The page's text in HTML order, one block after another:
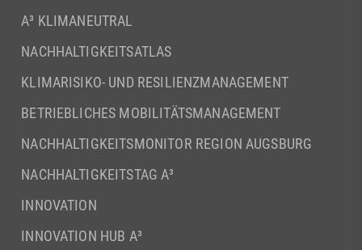
A³ KLIMANEUTRAL
NACHHALTIGKEITSATLAS
KLIMARISIKO- UND RESILIENZMANAGEMENT
BETRIEBLICHES MOBILITÄTSMANAGEMENT
NACHHALTIGKEITSMONITOR REGION AUGSBURG
NACHHALTIGKEITSTAG A³
INNOVATION
INNOVATION HUB A³